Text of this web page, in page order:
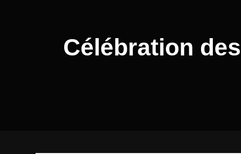
Célébration